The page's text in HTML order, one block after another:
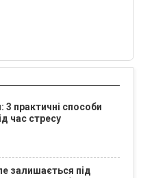
практичні способи
час стресу
залишається під